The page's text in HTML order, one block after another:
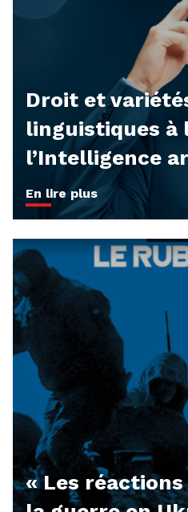
Droit et
linguistiques à
l’Intelligence
En lire plus
« Les